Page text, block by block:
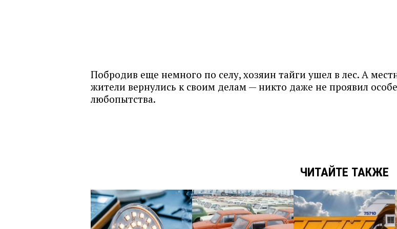
Побродив еще немного по селу, хозяин тайги ушел в лес. А
жители вернулись к своим делам — никто даже не проявил
любопытства.
ЧИТАЙТЕ ТАКЖЕ